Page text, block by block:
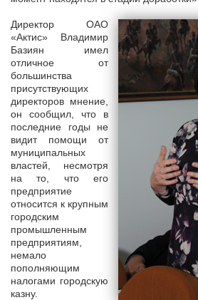
Директор ОАО
«Актис» Владимир
Базиян имел
отличное от
большинства
присутствующих
директоров мнение,
он сообщил, что в
последние годы не
видит помощи от
муниципальных
властей, несмотря
на то, что его
предприятие
относится к крупным
городским
промышленным
предприятиям,
немало
пополняющим
налогами городскую
казну.